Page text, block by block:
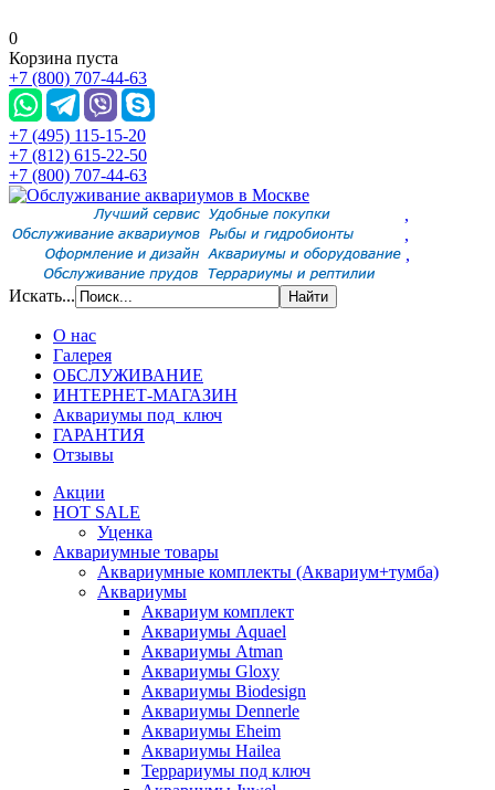
0
Корзина пуста
+7 (800) 707-44-63
+7 (495) 115-15-20
+7 (812) 615-22-50
+7 (800) 707-44-63
,
,
,
Искать...
О нас
Галерея
ОБСЛУЖИВАНИЕ
ИНТЕРНЕТ-МАГАЗИН
Аквариумы под ключ
ГАРАНТИЯ
Отзывы
Акции
HOT SALE
Уценка
Аквариумные товары
Аквариумные комплекты (Аквариум+тумба)
Аквариумы
Аквариум комплект
Аквариумы Aquael
Аквариумы Atman
Аквариумы Gloxy
Аквариумы Biodesign
Аквариумы Dennerle
Аквариумы Eheim
Аквариумы Hailea
Террариумы под ключ